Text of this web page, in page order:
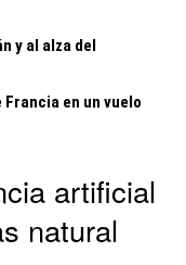
y al alza del
en un vuelo
artificial
natural